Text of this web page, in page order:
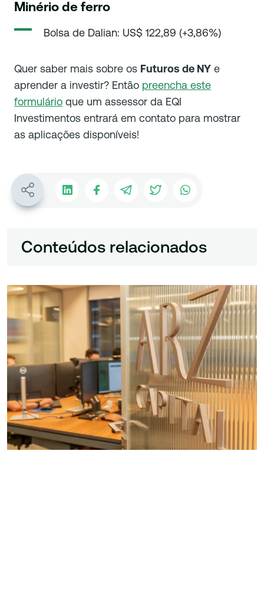
Minério de ferro
Bolsa de Dalian: US$ 122,89 (+3,86%)
Quer saber mais sobre os Futuros de NY e
aprender a investir? Então preencha este
formulário que um assessor da EQI
Investimentos entrará em contato para mostrar
as aplicações disponíveis!
Conteúdos relacionados